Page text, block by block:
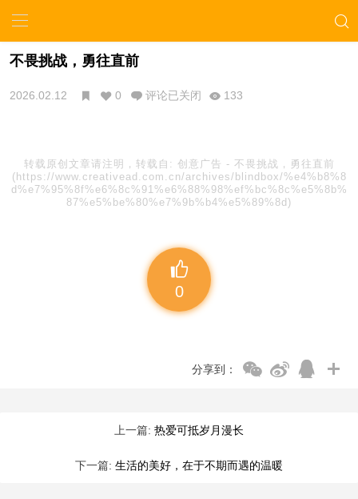
不畏挑战，勇往直前
2026.02.12 0 评论已关闭 133
转载原创文章请注明，转载自: 创意广告 - 不畏挑战，勇往直前
(https://www.creativead.com.cn/archives/blindbox/%e4%b8%8
d%e7%95%8f%e6%8c%91%e6%88%98%ef%bc%8c%e5%8b%
87%e5%be%80%e7%9b%b4%e5%89%8d)
0
分享到：
上一篇: 热爱可抵岁月漫长
下一篇: 生活的美好，在于不期而遇的温暖